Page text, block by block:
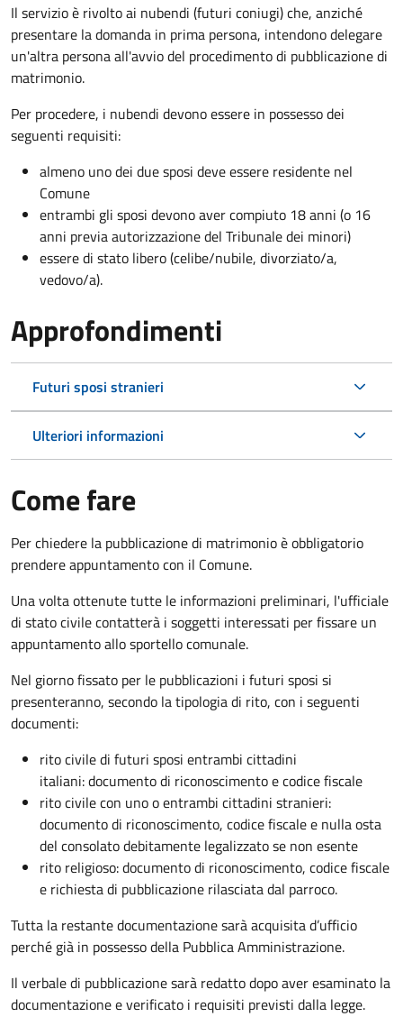
Il servizio è rivolto ai nubendi (futuri coniugi) che, anziché
presentare la domanda in prima persona, intendono delegare
un'altra persona all'avvio del procedimento di pubblicazione di
matrimonio.
Per procedere, i nubendi devono essere in possesso dei
seguenti requisiti:
almeno uno dei due sposi deve essere residente nel
Comune
entrambi gli sposi devono aver compiuto 18 anni (o 16
anni previa autorizzazione del Tribunale dei minori)
essere di stato libero (celibe/nubile, divorziato/a,
vedovo/a).
Approfondimenti
Futuri sposi stranieri
Ulteriori informazioni
Come fare
Per chiedere la pubblicazione di matrimonio è obbligatorio
prendere appuntamento con il Comune.
Una volta ottenute tutte le informazioni preliminari, l'ufficiale
di stato civile contatterà i soggetti interessati per fissare un
appuntamento allo sportello comunale.
Nel giorno fissato per le pubblicazioni i futuri sposi si
presenteranno, secondo la tipologia di rito, con i seguenti
documenti:
rito civile di futuri sposi entrambi cittadini
italiani: documento di riconoscimento e codice fiscale
rito civile con uno o entrambi cittadini stranieri:
documento di riconoscimento, codice fiscale e nulla osta
del consolato debitamente legalizzato se non esente
rito religioso: documento di riconoscimento, codice fiscale
e richiesta di pubblicazione rilasciata dal parroco.
Tutta la restante documentazione sarà acquisita d’ufficio
perché già in possesso della Pubblica Amministrazione.
Il verbale di pubblicazione sarà redatto dopo aver esaminato la
documentazione e verificato i requisiti previsti dalla legge.